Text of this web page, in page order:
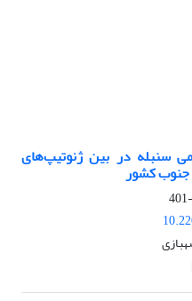
سنبله در بین ژنوتیپ‌های
کشور